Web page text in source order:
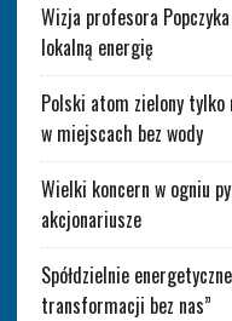
Wizja profesora
lokalną energię
Polski atom zielony tylko
w miejscach bez wody
Wielki koncern w ogniu
akcjonariusze
Spółdzielnie
transformacji bez nas”